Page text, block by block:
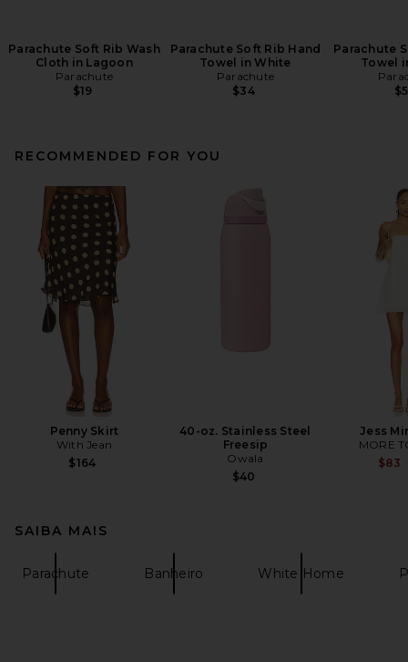
Parachute Soft Rib Wash
Cloth in Lagoon
Parachute
$19
Parachute Soft Rib Hand
Towel in White
Parachute
$34
Parachute
Towel
RECOMMENDED FOR YOU
Penny Skirt
With Jean
$164
40-oz. Stainless Steel
Freesip
Owala
$40
Jess
MORE
$83
SAIBA MAIS
Parachute Banheiro White Home